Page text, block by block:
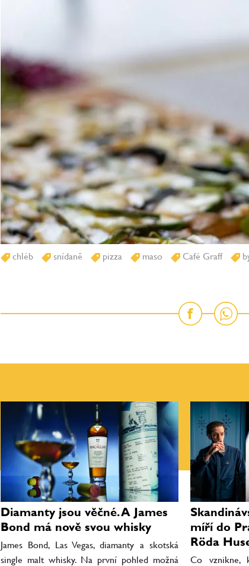
chléb snídaně pizza maso Café Graff
Diamanty jsou věčné. A James
Bond má nově svou whisky
James Bond, Las Vegas, diamanty a skotská
single malt whisky. Na první pohled možná
míří do
Röda
Co vznikne,